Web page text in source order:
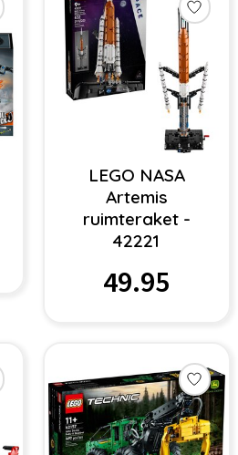
LEGO NASA
Artemis
ruimteraket -
42221
49.95